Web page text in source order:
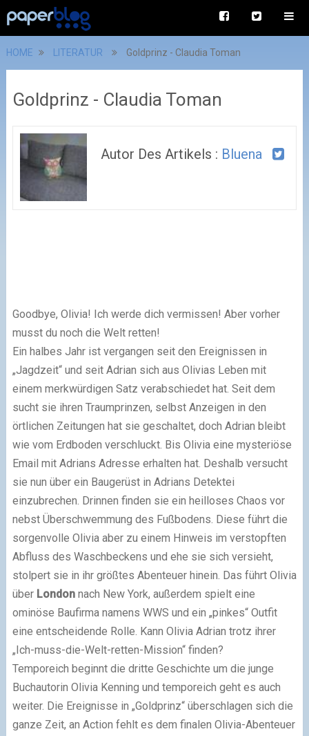
HOME LITERATUR Goldprinz - Claudia Toman
Goldprinz - Claudia Toman
Autor Des Artikels : Bluena
Goodbye, Olivia! Ich werde dich vermissen! Aber vorher
musst du noch die Welt retten!
Ein halbes Jahr ist vergangen seit den Ereignissen in
„Jagdzeit“ und seit Adrian sich aus Olivias Leben mit
einem merkwürdigen Satz verabschiedet hat. Seit dem
sucht sie ihren Traumprinzen, selbst Anzeigen in den
örtlichen Zeitungen hat sie geschaltet, doch Adrian bleibt
wie vom Erdboden verschluckt. Bis Olivia eine mysteriöse
Email mit Adrians Adresse erhalten hat. Deshalb versucht
sie nun über ein Baugerüst in Adrians Detektei
einzubrechen. Drinnen finden sie ein heilloses Chaos vor
nebst Überschwemmung des Fußbodens. Diese führt die
sorgenvolle Olivia aber zu einem Hinweis im verstopften
Abfluss des Waschbeckens und ehe sie sich versieht,
stolpert sie in ihr größtes Abenteuer hinein. Das führt Olivia
über Londonnach New York, außerdem spielt eine
ominöse Baufirma namens WWS und ein „pinkes“ Outfit
eine entscheidende Rolle. Kann Olivia Adrian trotz ihrer
„Ich-muss-die-Welt-retten-Mission“ finden?
Temporeich beginnt die dritte Geschichte um die junge
Buchautorin Olivia Kenning und temporeich geht es auch
weiter. Die Ereignisse in „Goldprinz“ überschlagen sich die
ganze Zeit, an Action fehlt es dem finalen Olivia-Abenteuer